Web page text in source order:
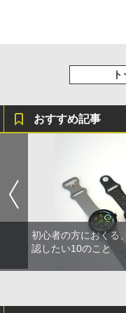
おすすめ記事
初心者の方におくる
認したい10のこと